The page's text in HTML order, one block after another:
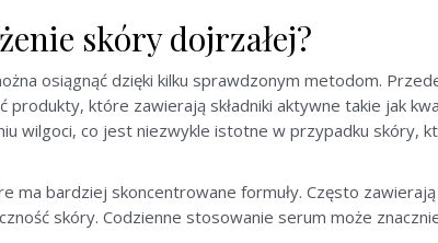
skóry dojrzałej?
osiągnąć dzięki kilku sprawdzonym metodom.
produkty, które zawierają składniki aktywne takie jak
wilgoci, co jest niezwykle istotne w przypadku skóry,
ma bardziej skoncentrowane formuły. Często zawierają
skóry. Codzienne stosowanie serum może